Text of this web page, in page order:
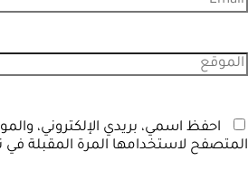
احفظ اسمي، بريدي الإلكتروني،
المتصفح لاستخدامها المرة المقبلة في